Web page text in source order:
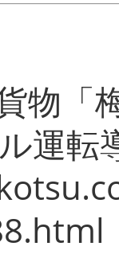
物「
運転